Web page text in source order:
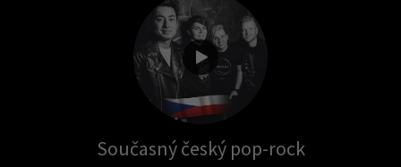
Současný český pop-rock